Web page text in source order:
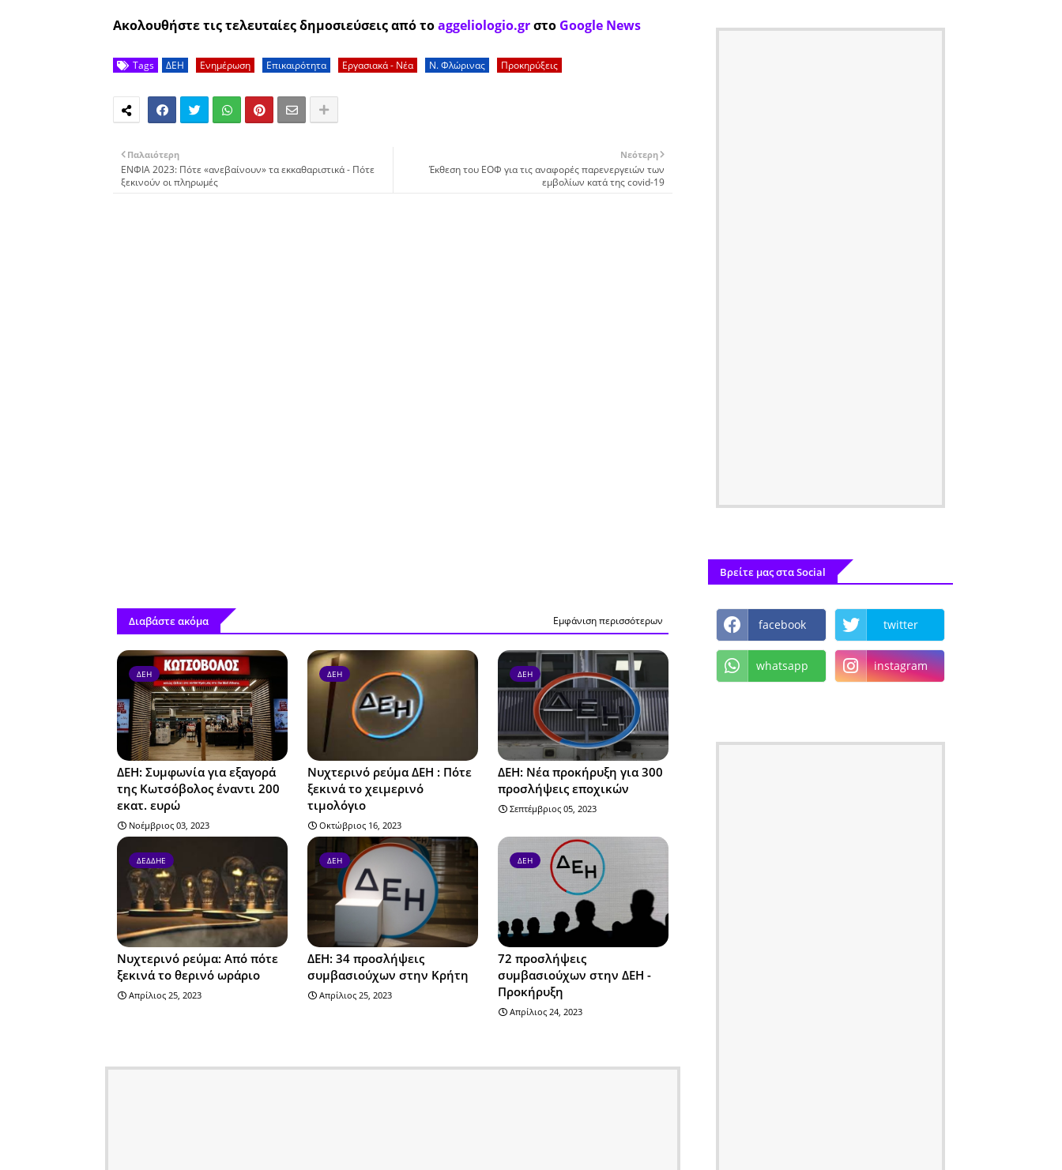
Ακολουθήστε τις τελευταίες δημοσιεύσεις από τοaggeliologio.grστο Google News
Tags ΔΕΗ Ενημέρωση Επικαιρότητα Εργασιακά - Νέα Ν. Φλώρινας Προκηρύξεις
Νεότερη
Έκθεση του ΕΟΦ για τις αναφορές παρενεργειών των
εμβολίων κατά της covid-19
Παλαιότερη
ΕΝΦΙΑ 2023: Πότε «ανεβαίνουν» τα εκκαθαριστικά - Πότε
ξεκινούν οι πληρωμές
Διαβάστε ακόμα Εμφάνιση περισσότερων
ΔΕΗ
ΔΕΗ: Συμφωνία για εξαγορά
της Κωτσόβολος έναντι 200
εκατ. ευρώ
Νοέμβριος 03, 2023
ΔΕΗ
Νυχτερινό ρεύμα ΔΕΗ : Πότε
ξεκινά το χειμερινό
τιμολόγιο
Οκτώβριος 16, 2023
ΔΕΗ
ΔΕΗ: Νέα προκήρυξη για 300
προσλήψεις εποχικών
Σεπτέμβριος 05, 2023
ΔΕΔΔΗΕ
Νυχτερινό ρεύμα: Από πότε
ξεκινά το θερινό ωράριο
Απρίλιος 25, 2023
ΔΕΗ
ΔΕΗ: 34 προσλήψεις
συμβασιούχων στην Κρήτη
Απρίλιος 25, 2023
ΔΕΗ
72 προσλήψεις
συμβασιούχων στην ΔΕΗ -
Προκήρυξη
Απρίλιος 24, 2023
Βρείτε μας στα Social
facebook twitter
whatsapp instagram